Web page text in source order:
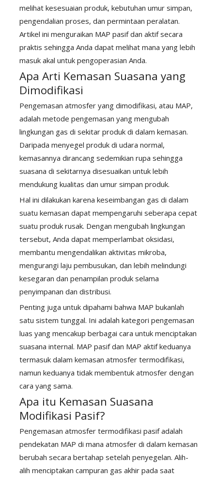
melihat kesesuaian produk, kebutuhan umur simpan,
pengendalian proses, dan permintaan peralatan.
Artikel ini menguraikan MAP pasif dan aktif secara
praktis sehingga Anda dapat melihat mana yang lebih
masuk akal untuk pengoperasian Anda.
Apa Arti Kemasan Suasana yang
Dimodifikasi
Pengemasan atmosfer yang dimodifikasi, atau MAP,
adalah metode pengemasan yang mengubah
lingkungan gas di sekitar produk di dalam kemasan.
Daripada menyegel produk di udara normal,
kemasannya dirancang sedemikian rupa sehingga
suasana di sekitarnya disesuaikan untuk lebih
mendukung kualitas dan umur simpan produk.
Hal ini dilakukan karena keseimbangan gas di dalam
suatu kemasan dapat mempengaruhi seberapa cepat
suatu produk rusak. Dengan mengubah lingkungan
tersebut, Anda dapat memperlambat oksidasi,
membantu mengendalikan aktivitas mikroba,
mengurangi laju pembusukan, dan lebih melindungi
kesegaran dan penampilan produk selama
penyimpanan dan distribusi.
Penting juga untuk dipahami bahwa MAP bukanlah
satu sistem tunggal. Ini adalah kategori pengemasan
luas yang mencakup berbagai cara untuk menciptakan
suasana internal. MAP pasif dan MAP aktif keduanya
termasuk dalam kemasan atmosfer termodifikasi,
namun keduanya tidak membentuk atmosfer dengan
cara yang sama.
Apa itu Kemasan Suasana
Modifikasi Pasif?
Pengemasan atmosfer termodifikasi pasif adalah
pendekatan MAP di mana atmosfer di dalam kemasan
berubah secara bertahap setelah penyegelan. Alih-
alih menciptakan campuran gas akhir pada saat